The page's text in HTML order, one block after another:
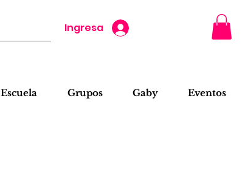
Ingresa
Escuela Grupos Gaby Eventos